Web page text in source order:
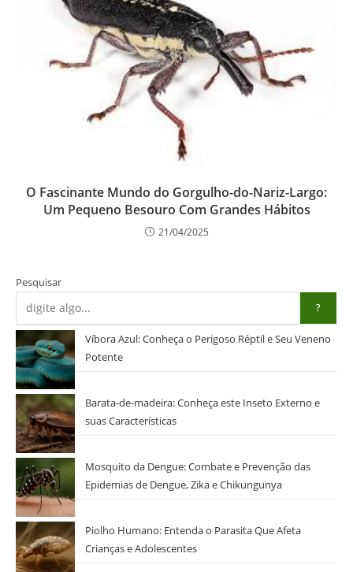
O Fascinante Mundo do Gorgulho-do-Nariz-Largo:
Um Pequeno Besouro Com Grandes Hábitos
21/04/2025
Pesquisar
?
Víbora Azul: Conheça o Perigoso Réptil e Seu Veneno
Potente
Barata-de-madeira: Conheça este Inseto Externo e
suas Características
Mosquito da Dengue: Combate e Prevenção das
Epidemias de Dengue, Zika e Chikungunya
Piolho Humano: Entenda o Parasita Que Afeta
Crianças e Adolescentes